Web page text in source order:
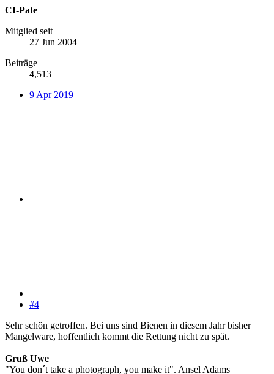
CI-Pate
Mitglied seit
27 Jun 2004
Beiträge
4,513
9 Apr 2019
#4
Sehr schön getroffen. Bei uns sind Bienen in diesem Jahr bisher
Mangelware, hoffentlich kommt die Rettung nicht zu spät.
Gruß Uwe
"You don´t take a photograph, you make it". Ansel Adams